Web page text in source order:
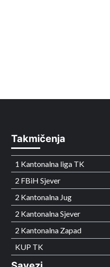
Takmičenja
1 Kantonalna liga TK
2 FBiH Sjever
2 Kantonalna Jug
2 Kantonalna Sjever
2 Kantonalna Zapad
KUP TK